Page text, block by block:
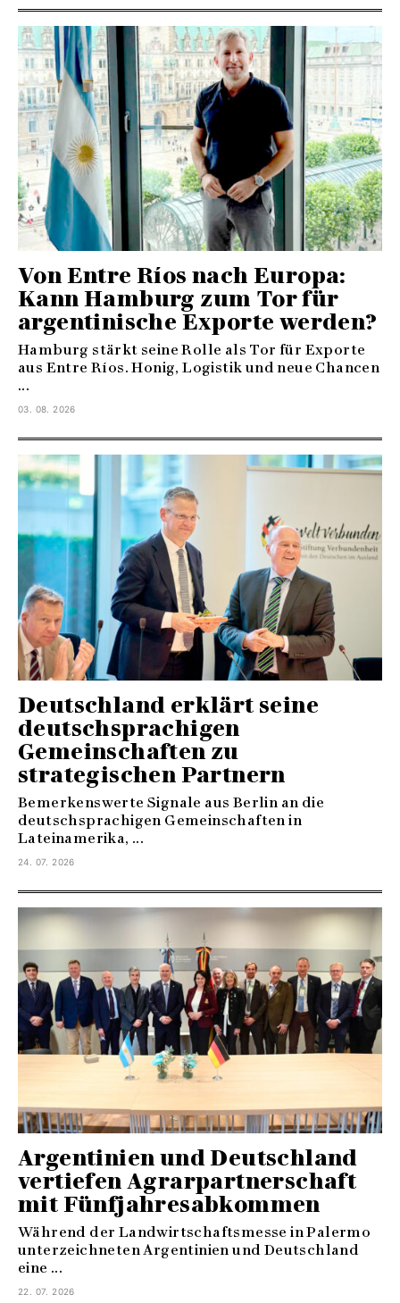
Von Entre Ríos nach Europa:
Kann Hamburg zum Tor für
argentinische Exporte werden?
Hamburg stärkt seine Rolle als Tor für Exporte
aus Entre Ríos. Honig, Logistik und neue Chancen
...
03. 08. 2026
Deutschland erklärt seine
deutschsprachigen
Gemeinschaften zu
strategischen Partnern
Bemerkenswerte Signale aus Berlin an die
deutschsprachigen Gemeinschaften in
Lateinamerika, ...
24. 07. 2026
Argentinien und Deutschland
vertiefen Agrarpartnerschaft
mit Fünfjahresabkommen
Während der Landwirtschaftsmesse in Palermo
unterzeichneten Argentinien und Deutschland
eine ...
22. 07. 2026